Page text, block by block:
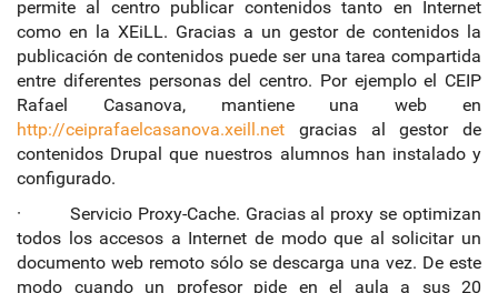
permite al centro publicar contenidos tanto en Internet
como en la XEiLL. Gracias a un gestor de contenidos la
publicación de contenidos puede ser una tarea compartida
entre diferentes personas del centro. Por ejemplo el CEIP
Rafael Casanova, mantiene una web en
http://ceiprafaelcasanova.xeill.net gracias al gestor de
contenidos Drupal que nuestros alumnos han instalado y
configurado.
· Servicio Proxy-Cache. Gracias al proxy se optimizan
todos los accesos a Internet de modo que al solicitar un
documento web remoto sólo se descarga una vez. De este
modo cuando un profesor pide en el aula a sus 20